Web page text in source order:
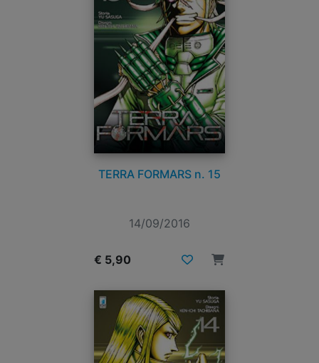
TERRA FORMARS n. 15
14/09/2016
€ 5,90